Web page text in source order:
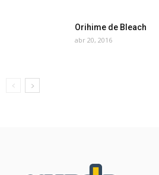
Orihime de Bleach
abr 20, 2016